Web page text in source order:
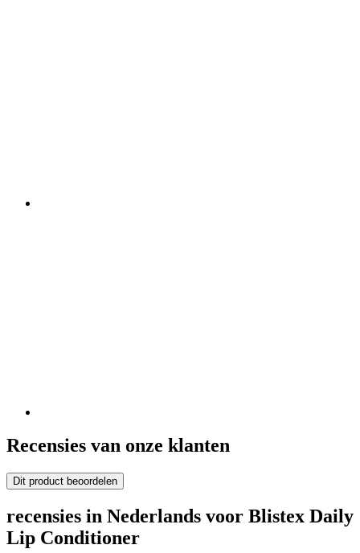
Recensies van onze klanten
Dit product beoordelen
recensies in Nederlands voor Blistex Daily
Lip Conditioner